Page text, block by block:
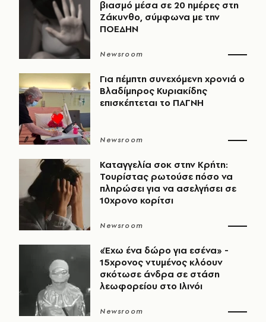
βιασμό μέσα σε 20 ημέρες στη
Ζάκυνθο, σύμφωνα με την
ΠΟΕΔΗΝ
Newsroom
Για πέμπτη συνεχόμενη χρονιά ο
Βλαδίμηρος Κυριακίδης
επισκέπτεται το ΠΑΓΝΗ
Newsroom
Καταγγελία σοκ στην Κρήτη:
Τουρίστας ρωτούσε πόσο να
πληρώσει για να ασελγήσει σε
10χρονο κορίτσι
Newsroom
«Έχω ένα δώρο για εσένα» -
15χρονος ντυμένος κλόουν
σκότωσε άνδρα σε στάση
λεωφορείου στο Ιλινόι
Newsroom